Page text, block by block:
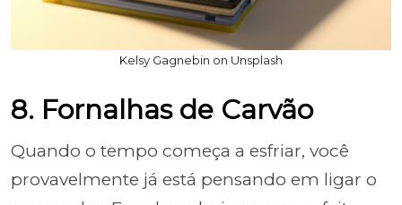
Kelsy Gagnebin on Unsplash
8. Fornalhas de Carvão
Quando o tempo começa a esfriar, você
provavelmente já está pensando em ligar o